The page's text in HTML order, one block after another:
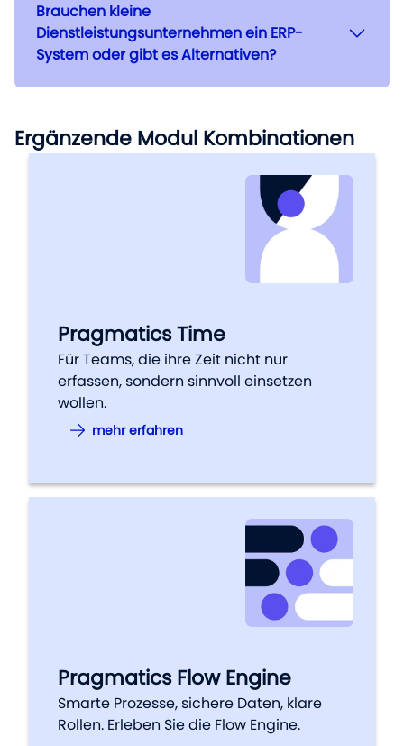
Brauchen kleine
Dienstleistungsunternehmen ein ERP-
System oder gibt es Alternativen?
Ergänzende Modul Kombinationen
Pragmatics Time
Für Teams, die ihre Zeit nicht nur
erfassen, sondern sinnvoll einsetzen
wollen.
mehr erfahren
Pragmatics Flow Engine
Smarte Prozesse, sichere Daten, klare
Rollen. Erleben Sie die Flow Engine.